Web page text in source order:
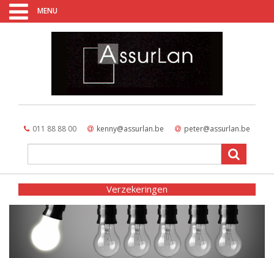
MENU
011 88 88 00 kenny@assurlan.be peter@assurlan.be
Verzekeringen